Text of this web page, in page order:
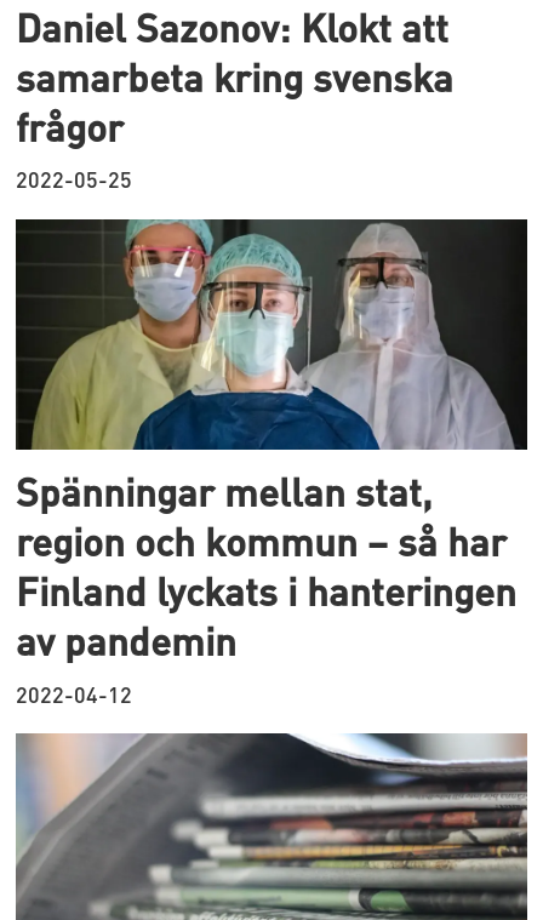
Daniel Sazonov: Klokt att
samarbeta kring svenska
frågor
2022-05-25
Spänningar mellan stat,
region och kommun – så har
Finland lyckats i hanteringen
av pandemin
2022-04-12